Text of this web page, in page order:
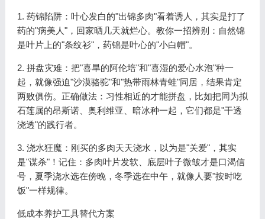
1. 药锦陷阱：叶心发白的"出锦多肉"看着诱人，其实是打了
药的"病美人"，回家晒几天就烂心。教你一招辨别：自然锦
是叶片上的"条纹衫"，药锦是叶心的"小白帽"。
2. 拼盘灾难：把"喜旱的阿伦培"和"喜湿的爱心水泡"种一
起，就像强迫"沙漠骆驼"和"热带雨林青蛙"同居，结果肯定
两败俱伤。正确做法：习性相近的才能拼盘，比如把同为拟
石莲属的昂斯诺、奥利维亚、暗冰种一起，它们都是"干透
浇透"的践行者。
3. 浇水狂魔：刚买的多肉天天浇水，以为是"关爱"，其实
是"谋杀"！记住：多肉叶片发软、底层叶子微皱才是口渴信
号，夏季浇水选在傍晚，冬季选在中午，就像人要"按时吃
饭"一样规律。
低成本养护工具替代方案